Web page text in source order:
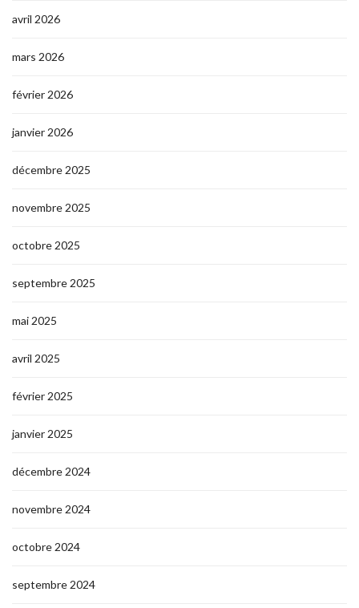
avril 2026
mars 2026
février 2026
janvier 2026
décembre 2025
novembre 2025
octobre 2025
septembre 2025
mai 2025
avril 2025
février 2025
janvier 2025
décembre 2024
novembre 2024
octobre 2024
septembre 2024